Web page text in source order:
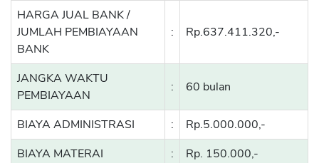
HARGA JUAL BANK /
JUMLAH PEMBIAYAAN
BANK
: Rp.637.411.320,-
JANGKA WAKTU
PEMBIAYAAN
: 60 bulan
BIAYA ADMINISTRASI :
Rp.5.000.000,-
BIAYA MATERAI
:
Rp. 150.000,-